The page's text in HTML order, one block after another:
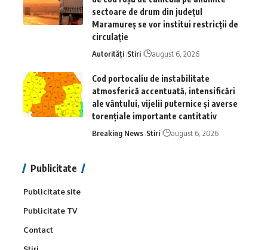
sectoare de drum din județul
Maramureș se vor institui restricții de
circulație
Autorități Stiri august 6, 2026
Cod portocaliu de instabilitate
atmosferică accentuată, intensificări
ale vântului, vijelii puternice și averse
torențiale importante cantitativ
Breaking News Stiri august 6, 2026
Publicitate
Publicitate site
Publicitate TV
Contact